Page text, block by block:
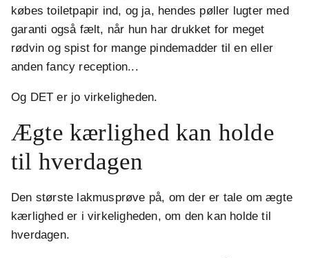
købes toiletpapir ind, og ja, hendes pøller lugter med
garanti også fælt, når hun har drukket for meget
rødvin og spist for mange pindemadder til en eller
anden fancy reception...
Og DET er jo virkeligheden.
Ægte kærlighed kan holde
til hverdagen
Den største lakmusprøve på, om der er tale om ægte
kærlighed er i virkeligheden, om den kan holde til
hverdagen.